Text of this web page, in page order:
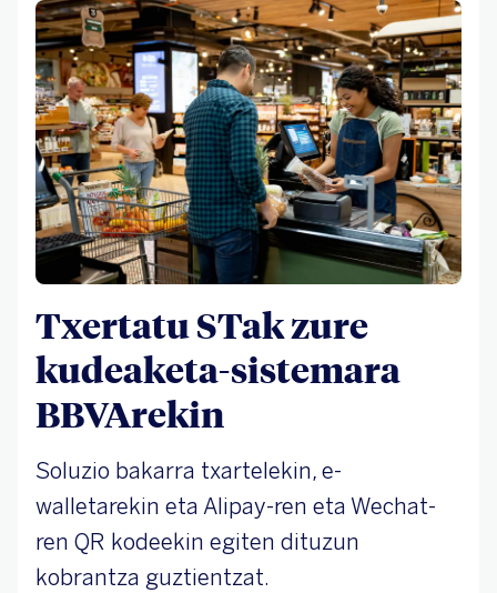
Txertatu STak zure
kudeaketa-sistemara
BBVArekin
Soluzio bakarra txartelekin, e-
walletarekin eta Alipay-ren eta Wechat-
ren QR kodeekin egiten dituzun
kobrantza guztientzat.